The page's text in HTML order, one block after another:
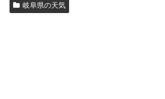
岐阜県の天気